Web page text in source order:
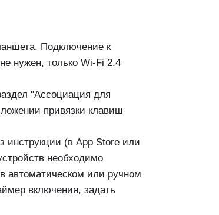
Подключение к
нужен, только Wi-Fi 2.4
"Ассоциация для
привязки клавиш
инструкции (в App Store или
необходимо
автоматическом или ручном
включения, задать